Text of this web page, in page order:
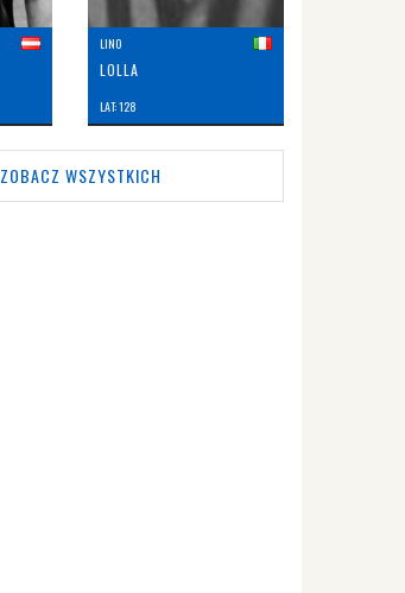
LINO
LOLLA
LAT: 128
ZOBACZ WSZYSTKICH